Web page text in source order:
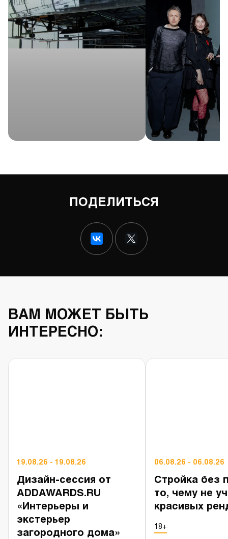
ПОДЕЛИТЬСЯ
ВАМ МОЖЕТ БЫТЬ
ИНТЕРЕСНО:
19.08.26 - 19.08.26
Дизайн-сессия от
ADDAWARDS.RU
«Интерьеры и
экстерьер
загородного дома»
06.08.26 - 06.08.26
Стройка без
то, чему не
красивых
18+